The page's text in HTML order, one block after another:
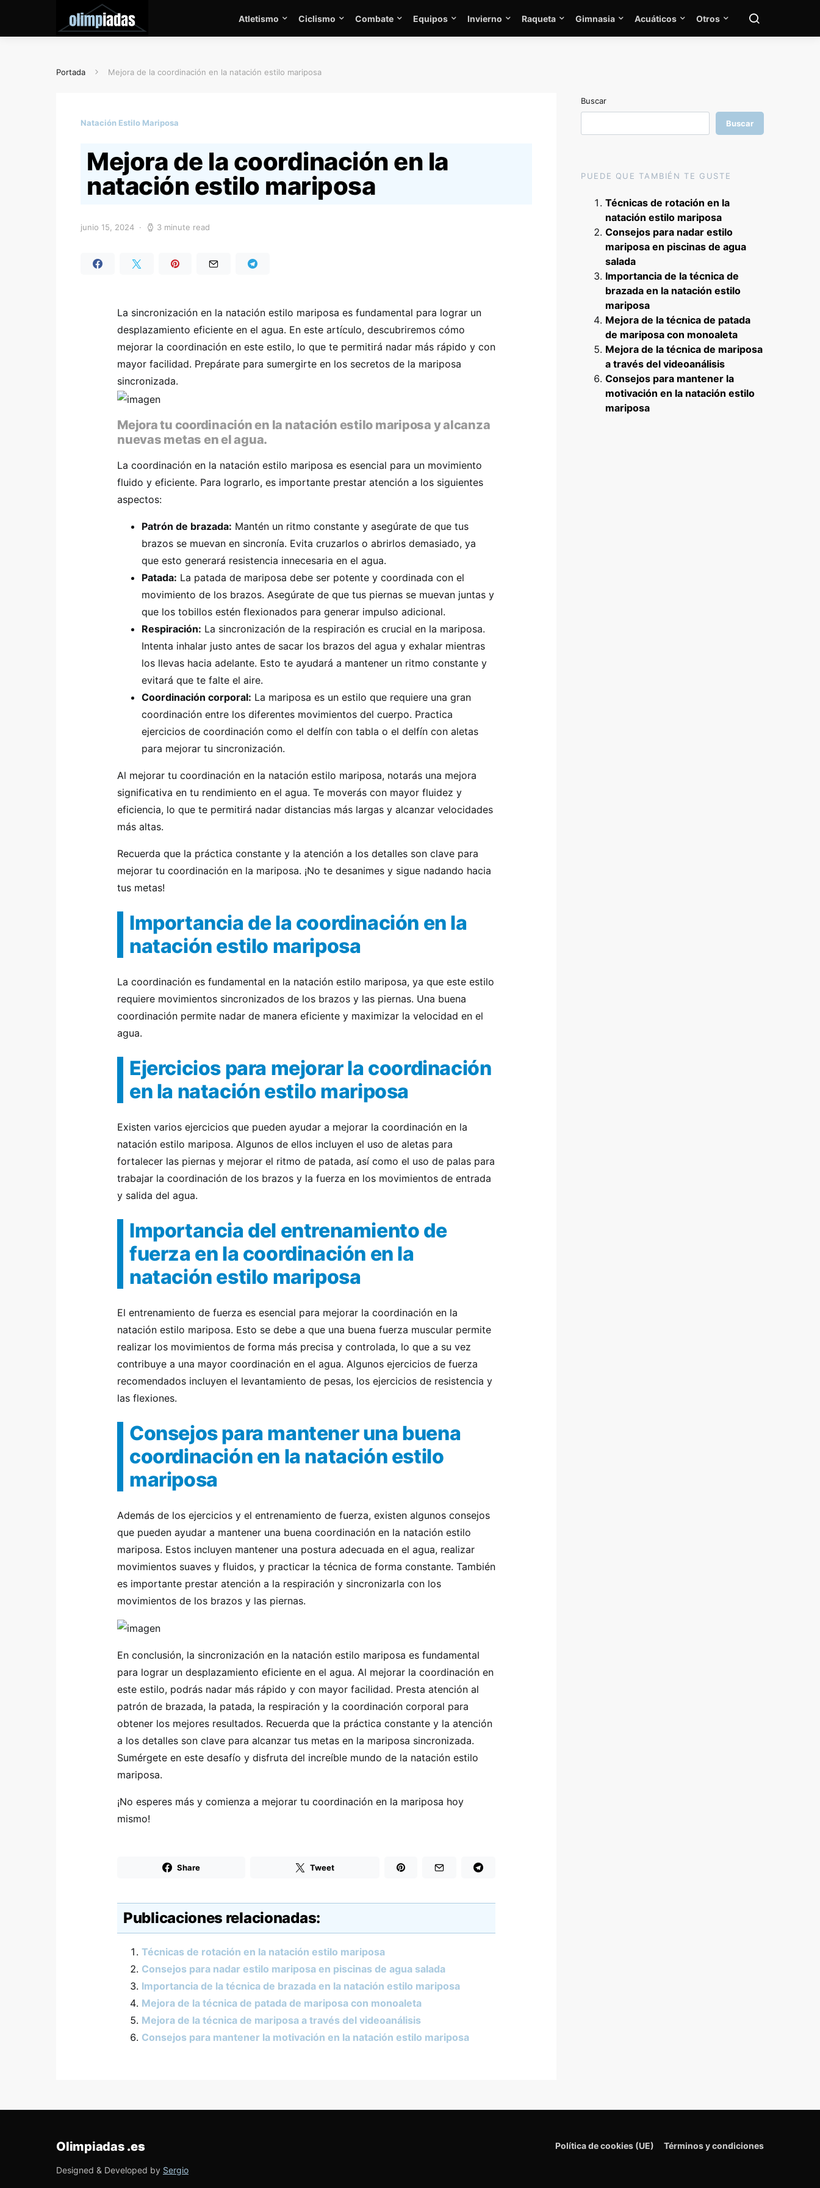
Atletismo Ciclismo Combate Equipos Invierno Raqueta Gimnasia Acuáticos Otros
Portada Mejora de la coordinación en la natación estilo mariposa
Natación Estilo Mariposa
Mejora de la coordinación en la
natación estilo mariposa
junio 15, 2024 3 minute read
La sincronización en la natación estilo mariposa es fundamental para lograr un
desplazamiento eficiente en el agua. En este artículo, descubriremos cómo
mejorar la coordinación en este estilo, lo que te permitirá nadar más rápido y con
mayor facilidad. Prepárate para sumergirte en los secretos de la mariposa
sincronizada.
Mejora tu coordinación en la natación estilo mariposa y alcanza
nuevas metas en el agua.
La coordinación en la natación estilo mariposa es esencial para un movimiento
fluido y eficiente. Para lograrlo, es importante prestar atención a los siguientes
aspectos:
Patrón de brazada: Mantén un ritmo constante y asegúrate de que tus
brazos se muevan en sincronía. Evita cruzarlos o abrirlos demasiado, ya
que esto generará resistencia innecesaria en el agua.
Patada: La patada de mariposa debe ser potente y coordinada con el
movimiento de los brazos. Asegúrate de que tus piernas se muevan juntas y
que los tobillos estén flexionados para generar impulso adicional.
Respiración: La sincronización de la respiración es crucial en la mariposa.
Intenta inhalar justo antes de sacar los brazos del agua y exhalar mientras
los llevas hacia adelante. Esto te ayudará a mantener un ritmo constante y
evitará que te falte el aire.
Coordinación corporal: La mariposa es un estilo que requiere una gran
coordinación entre los diferentes movimientos del cuerpo. Practica
ejercicios de coordinación como el delfín con tabla o el delfín con aletas
para mejorar tu sincronización.
Al mejorar tu coordinación en la natación estilo mariposa, notarás una mejora
significativa en tu rendimiento en el agua. Te moverás con mayor fluidez y
eficiencia, lo que te permitirá nadar distancias más largas y alcanzar velocidades
más altas.
Recuerda que la práctica constante y la atención a los detalles son clave para
mejorar tu coordinación en la mariposa. ¡No te desanimes y sigue nadando hacia
tus metas!
Importancia de la coordinación en la
natación estilo mariposa
La coordinación es fundamental en la natación estilo mariposa, ya que este estilo
requiere movimientos sincronizados de los brazos y las piernas. Una buena
coordinación permite nadar de manera eficiente y maximizar la velocidad en el
agua.
Ejercicios para mejorar la coordinación
en la natación estilo mariposa
Existen varios ejercicios que pueden ayudar a mejorar la coordinación en la
natación estilo mariposa. Algunos de ellos incluyen el uso de aletas para
fortalecer las piernas y mejorar el ritmo de patada, así como el uso de palas para
trabajar la coordinación de los brazos y la fuerza en los movimientos de entrada
y salida del agua.
Importancia del entrenamiento de
fuerza en la coordinación en la
natación estilo mariposa
El entrenamiento de fuerza es esencial para mejorar la coordinación en la
natación estilo mariposa. Esto se debe a que una buena fuerza muscular permite
realizar los movimientos de forma más precisa y controlada, lo que a su vez
contribuye a una mayor coordinación en el agua. Algunos ejercicios de fuerza
recomendados incluyen el levantamiento de pesas, los ejercicios de resistencia y
las flexiones.
Consejos para mantener una buena
coordinación en la natación estilo
mariposa
Además de los ejercicios y el entrenamiento de fuerza, existen algunos consejos
que pueden ayudar a mantener una buena coordinación en la natación estilo
mariposa. Estos incluyen mantener una postura adecuada en el agua, realizar
movimientos suaves y fluidos, y practicar la técnica de forma constante. También
es importante prestar atención a la respiración y sincronizarla con los
movimientos de los brazos y las piernas.
En conclusión, la sincronización en la natación estilo mariposa es fundamental
para lograr un desplazamiento eficiente en el agua. Al mejorar la coordinación en
este estilo, podrás nadar más rápido y con mayor facilidad. Presta atención al
patrón de brazada, la patada, la respiración y la coordinación corporal para
obtener los mejores resultados. Recuerda que la práctica constante y la atención
a los detalles son clave para alcanzar tus metas en la mariposa sincronizada.
Sumérgete en este desafío y disfruta del increíble mundo de la natación estilo
mariposa.
¡No esperes más y comienza a mejorar tu coordinación en la mariposa hoy
mismo!
Share Tweet
Publicaciones relacionadas:
Técnicas de rotación en la natación estilo mariposa
Consejos para nadar estilo mariposa en piscinas de agua salada
Importancia de la técnica de brazada en la natación estilo mariposa
Mejora de la técnica de patada de mariposa con monoaleta
Mejora de la técnica de mariposa a través del videoanálisis
Consejos para mantener la motivación en la natación estilo mariposa
Buscar
Buscar
PUEDE QUE TAMBIÉN TE GUSTE
Técnicas de rotación en la
natación estilo mariposa
Consejos para nadar estilo
mariposa en piscinas de agua
salada
Importancia de la técnica de
brazada en la natación estilo
mariposa
Mejora de la técnica de patada
de mariposa con monoaleta
Mejora de la técnica de mariposa
a través del videoanálisis
Consejos para mantener la
motivación en la natación estilo
mariposa
Política de cookies (UE) Términos y condiciones
Olimpiadas .es
Designed & Developed by Sergio